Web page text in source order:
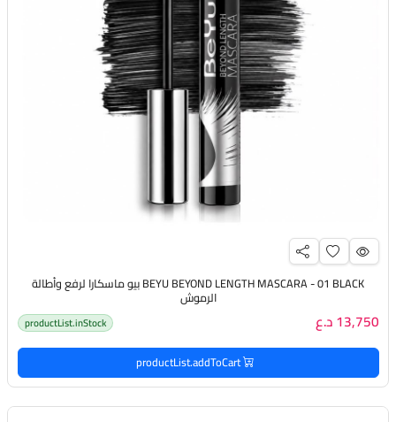
BEYU BEYOND LENGTH MASCARA - 01 BLACK بيو ماسكارا لرفع وأطالة
الرموش
13,750 د.ع productList.inStock
productList.addToCart